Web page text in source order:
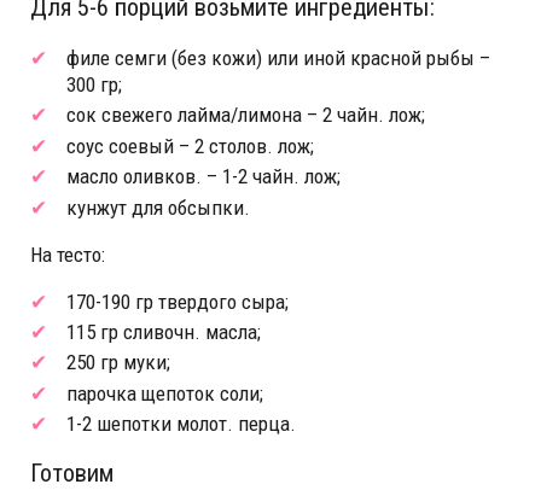
Для 5-6 порций возьмите ингредиенты:
филе семги (без кожи) или иной красной рыбы –
300 гр;
сок свежего лайма/лимона – 2 чайн. лож;
соус соевый – 2 столов. лож;
масло оливков. – 1-2 чайн. лож;
кунжут для обсыпки.
На тесто:
170-190 гр твердого сыра;
115 гр сливочн. масла;
250 гр муки;
парочка щепоток соли;
1-2 шепотки молот. перца.
Готовим